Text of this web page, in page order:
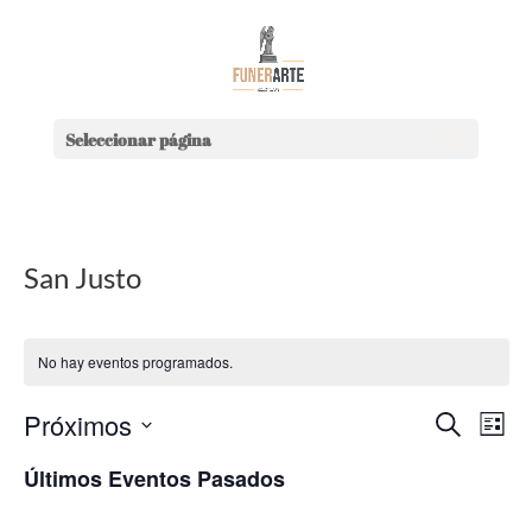
Seleccionar página
San Justo
No hay eventos programados.
Buscar
Lista
Próximos
la
Últimos Eventos Pasados